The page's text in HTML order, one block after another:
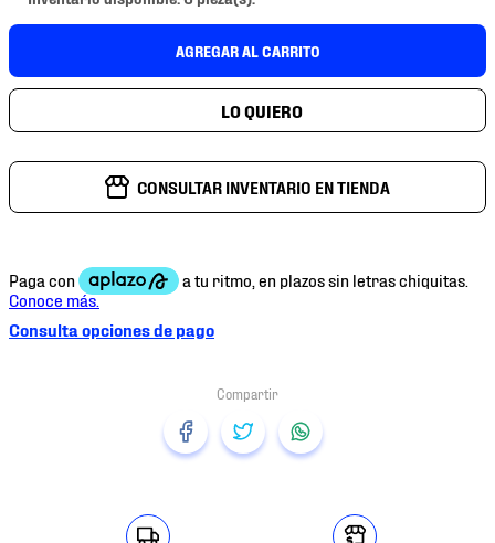
AGREGAR AL CARRITO
CONSULTAR INVENTARIO EN TIENDA
Consulta opciones de pago
7.
mochilas
9.
tenis niño
10. tenis nike